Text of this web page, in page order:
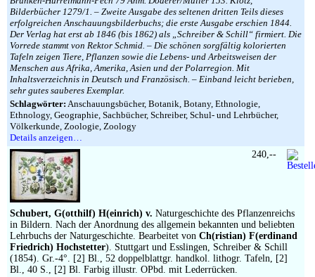
Bilderbücher 1279/1. – Zweite Ausgabe des seltenen dritten Teils dieses
erfolgreichen Anschauungsbilderbuchs; die erste Ausgabe erschien 1844.
Der Verlag hat erst ab 1846 (bis 1862) als „Schreiber & Schill“ firmiert. Die
Vorrede stammt von Rektor Schmid. – Die schönen sorgfältig kolorierten
Tafeln zeigen Tiere, Pflanzen sowie die Lebens- und Arbeitsweisen der
Menschen aus Afrika, Amerika, Asien und der Polarregion. Mit
Inhaltsverzeichnis in Deutsch und Französisch. – Einband leicht berieben,
sehr gutes sauberes Exemplar.
Schlagwörter: Anschauungsbücher, Botanik, Botany, Ethnologie,
Ethnology, Geographie, Sachbücher, Schreiber, Schul- und Lehrbücher,
Völkerkunde, Zoologie, Zoology
Details anzeigen…
Schubert, G(otthilf) H(einrich) v. Naturgeschichte des Pflanzenreichs
in Bildern. Nach der Anordnung des allgemein bekannten und beliebten
Lehrbuchs der Naturgeschichte. Bearbeitet von Ch(ristian) F(erdinand
Friedrich) Hochstetter). Stuttgart und Esslingen, Schreiber & Schill
(1854). Gr.-4°. [2] Bl., 52 doppelblattgr. handkol. lithogr. Tafeln, [2]
Bl., 40 S., [2] Bl. Farbig illustr. OPbd. mit Lederrücken.
240,--